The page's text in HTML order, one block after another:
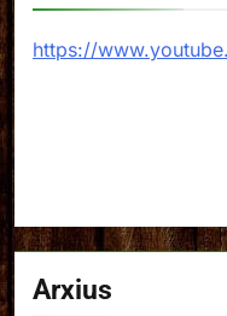
https://
Arxius